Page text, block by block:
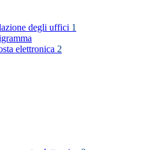
degli uffici 1
elettronica 2